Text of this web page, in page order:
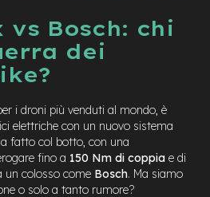
Bosch: chi
dei
i droni più venduti al mondo, è
elettriche con un nuovo sistema
fatto col botto, con una
fino a 150 Nm di coppia e di
un colosso come Bosch. Ma siamo
o solo a tanto rumore?